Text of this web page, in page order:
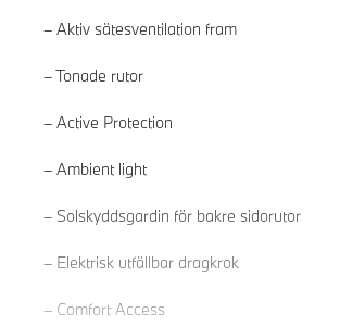
Aktiv sätesventilation fram
Tonade rutor
Active Protection
Ambient light
Solskyddsgardin för bakre sidorutor
Elektrisk utfällbar dragkrok
Comfort Access